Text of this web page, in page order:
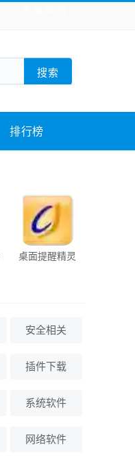
生活实用
枪战射击
系统软件 素材下载
搜索
排行榜
桌面提醒精灵
安全相关
插件下载
系统软件
网络软件